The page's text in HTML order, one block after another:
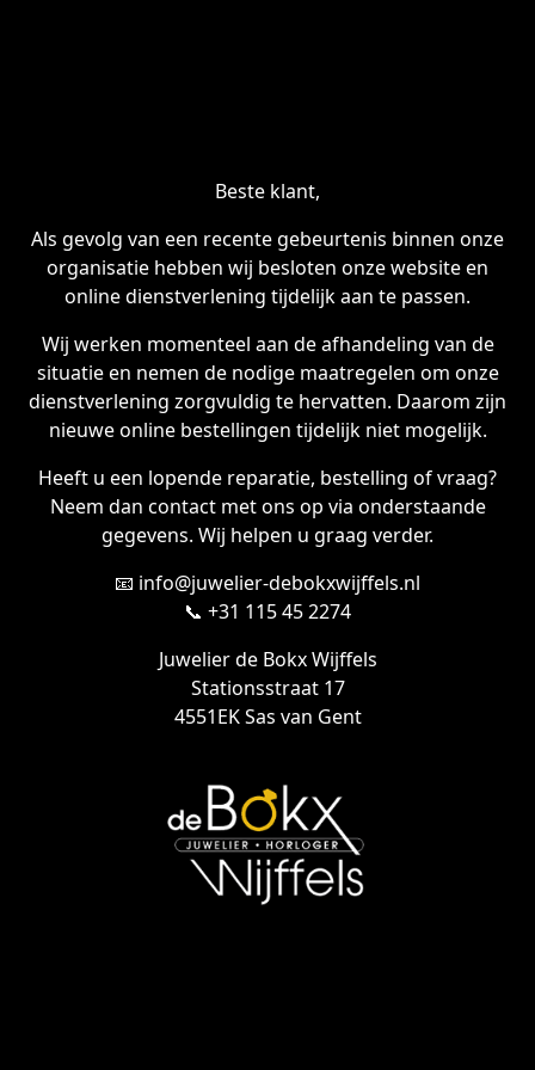
Beste klant,
Als gevolg van een recente gebeurtenis binnen onze
organisatie hebben wij besloten onze website en
online dienstverlening tijdelijk aan te passen.
Wij werken momenteel aan de afhandeling van de
situatie en nemen de nodige maatregelen om onze
dienstverlening zorgvuldig te hervatten. Daarom zijn
nieuwe online bestellingen tijdelijk niet mogelijk.
Heeft u een lopende reparatie, bestelling of vraag?
Neem dan contact met ons op via onderstaande
gegevens. Wij helpen u graag verder.
📧 info@juwelier-debokxwijffels.nl
📞 +31 115 45 2274
Juwelier de Bokx Wijffels
Stationsstraat 17
4551EK Sas van Gent